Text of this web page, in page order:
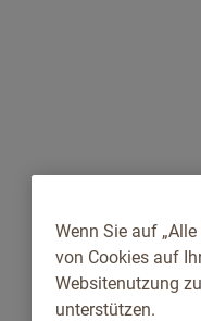
Wenn Sie auf
von Cookies auf
Websitenutzung
unterstützen.